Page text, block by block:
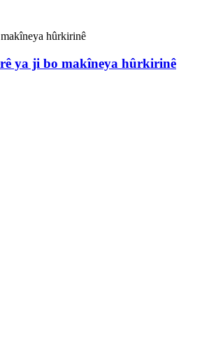
ya ji bo makîneya hûrkirinê